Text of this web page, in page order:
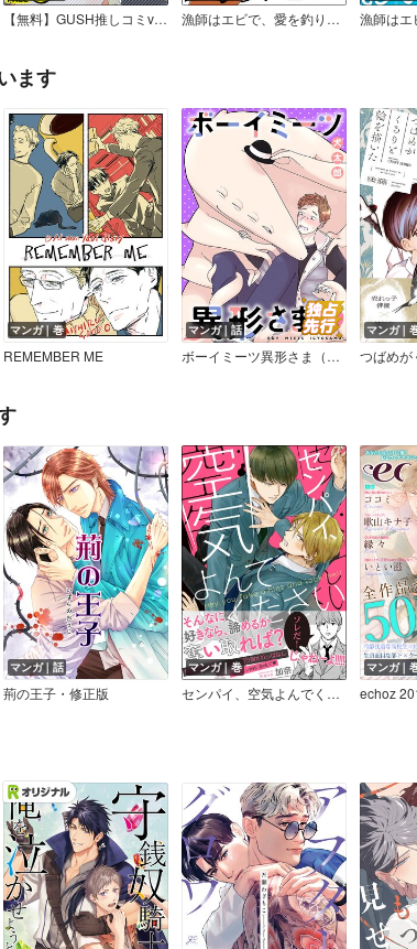
【無料】GUSH推しコミv 2023年夏号 漁師はエビで、愛を釣りたい（分冊版）
ます
マンガ｜巻
REMEMBER ME
マンガ｜話
ボーイミーツ異形さま（話売り）
マンガ｜
マンガ｜話
荊の王子・修正版
マンガ｜巻
センパイ、空気よんでください【電子限定かきおろし漫画付】
マンガ｜
echoz